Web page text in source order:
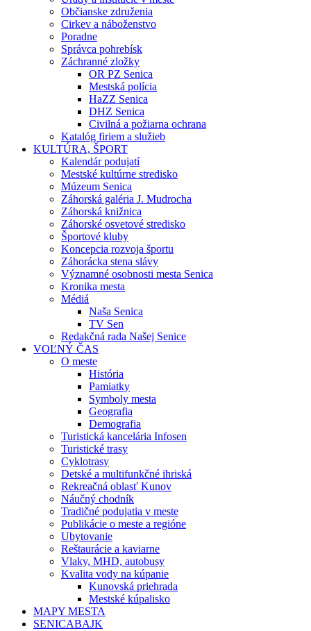
Občianske združenia
Cirkev a náboženstvo
Poradne
Správca pohrebísk
Záchranné zložky
OR PZ Senica
Mestská polícia
HaZZ Senica
DHZ Senica
Civilná a požiarna ochrana
Katalóg firiem a služieb
KULTÚRA, ŠPORT
Kalendár podujatí
Mestské kultúrne stredisko
Múzeum Senica
Záhorská galéria J. Mudrocha
Záhorská knižnica
Záhorské osvetové stredisko
Športové kluby
Koncepcia rozvoja športu
Záhorácka stena slávy
Významné osobnosti mesta Senica
Kronika mesta
Médiá
Naša Senica
TV Sen
Redakčná rada Našej Senice
VOĽNÝ ČAS
O meste
História
Pamiatky
Symboly mesta
Geografia
Demografia
Turistická kancelária Infosen
Turistické trasy
Cyklotrasy
Detské a multifunkčné ihriská
Rekreačná oblasť Kunov
Náučný chodník
Tradičné podujatia v meste
Publikácie o meste a regióne
Ubytovanie
Reštaurácie a kaviarne
Vlaky, MHD, autobusy
Kvalita vody na kúpanie
Kunovská priehrada
Mestské kúpalisko
MAPY MESTA
SENICABAJK